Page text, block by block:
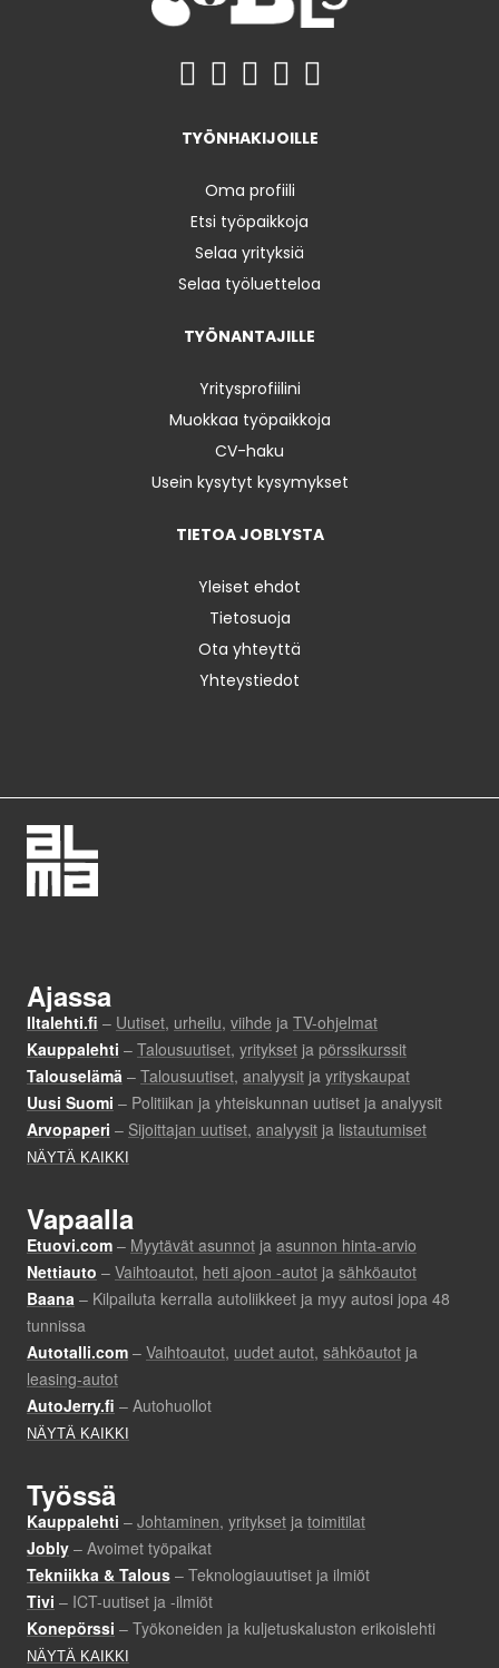
TYÖNHAKIJOILLE
Oma profiili
Etsi työpaikkoja
Selaa yrityksiä
Selaa työluetteloa
TYÖNANTAJILLE
Yritysprofiilini
Muokkaa työpaikkoja
CV-haku
Usein kysytyt kysymykset
TIETOA JOBLYSTA
Yleiset ehdot
Tietosuoja
Ota yhteyttä
Yhteystiedot